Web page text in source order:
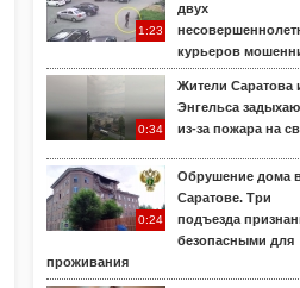
1:23
двух
курьеров
0:34
Жители Саратова
Энгельса
из-за пожара на
0:24
Обрушение дома
Саратове. Три
подъезда
безопасными для
проживания